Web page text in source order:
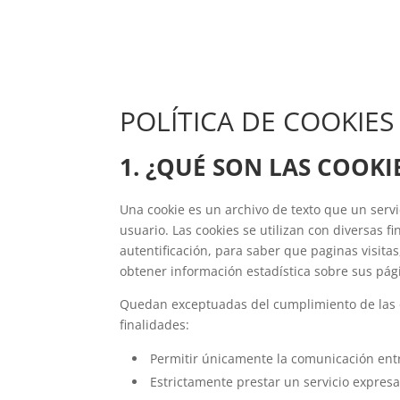
POLÍTICA DE COOKIES
1. ¿QUÉ SON LAS
Una cookie es un archivo de texto que un
usuario. Las cookies se utilizan con diversas
autentificación, para saber que paginas
obtener información estadística sobre sus
Quedan exceptuadas del cumplimiento de
finalidades:
Permitir únicamente la comunicación
Estrictamente prestar un servicio